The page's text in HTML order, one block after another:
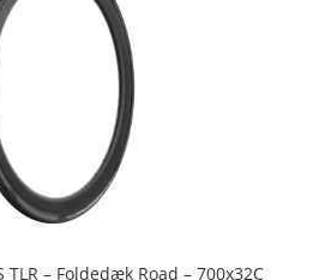
TLR – Foldedæk Road – 700x32C